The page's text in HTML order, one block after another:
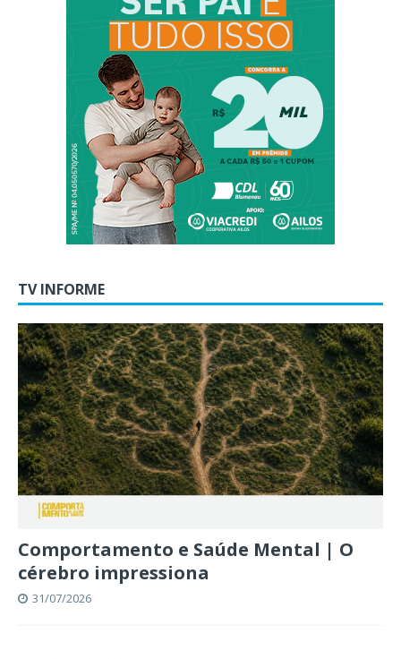
TV INFORME
Comportamento e Saúde Mental | O
cérebro impressiona
31/07/2026